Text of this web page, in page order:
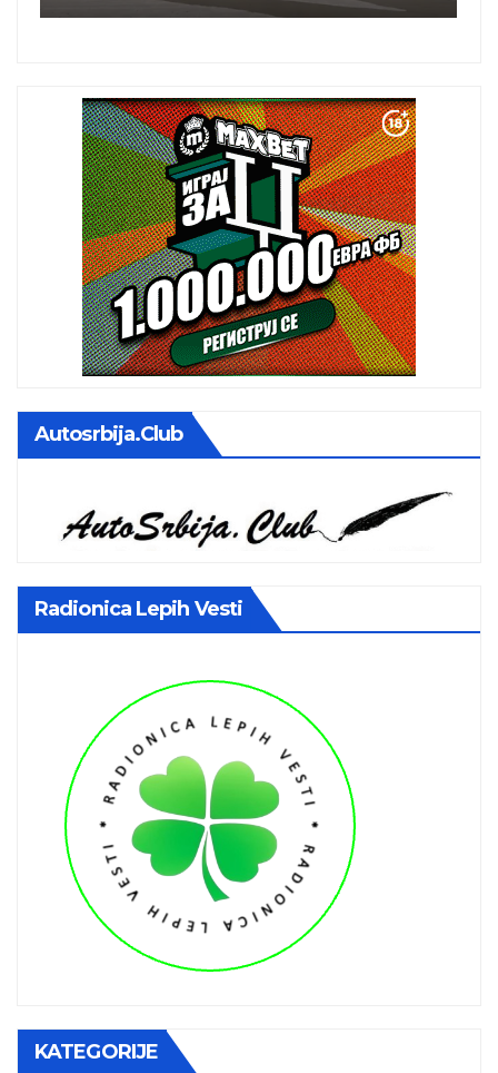
Autosrbija.club
Radionica Lepih Vesti
KATEGORIJE